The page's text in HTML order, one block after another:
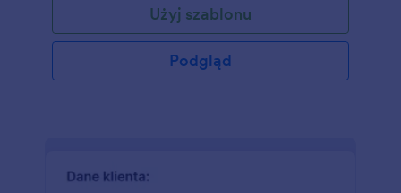
Użyj szablonu
Podgląd